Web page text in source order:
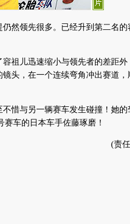
领先很多。已经升到第二名的
儿迅速缩小与领先者的差距外
头，在一个连续弯角冲出赛道，
与另一辆赛车发生碰撞！她的
车的日本车手佐藤琢磨！
(责